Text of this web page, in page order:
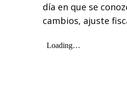
día en que se
cambios, ajuste